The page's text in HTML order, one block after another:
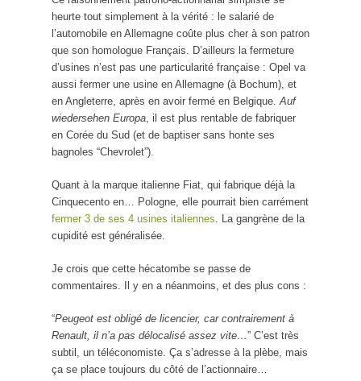
heurte tout simplement à la vérité : le salarié de
l’automobile en Allemagne coûte plus cher à son patron
que son homologue Français. D’ailleurs la fermeture
d’usines n’est pas une particularité française : Opel va
aussi fermer une usine en Allemagne (à Bochum), et
en Angleterre, après en avoir fermé en Belgique.Auf
wiedersehen Europa, il est plus rentable de fabriquer
en Corée du Sud (et de baptiser sans honte ses
bagnoles “Chevrolet”).
Quant à la marque italienne Fiat, qui fabrique déjà la
Cinquecento en… Pologne, elle pourrait bien carrément
fermer 3 de ses 4 usines italiennes. La gangrène de la
cupidité est généralisée.
Je crois que cette hécatombe se passe de
commentaires. Il y en a néanmoins, et des plus cons :
“Peugeot est obligé de licencier, car contrairement à
Renault, il n’a pas délocalisé assez vite…” C’est très
subtil, un téléconomiste. Ça s’adresse à la plèbe, mais
ça se place toujours du côté de l’actionnaire…